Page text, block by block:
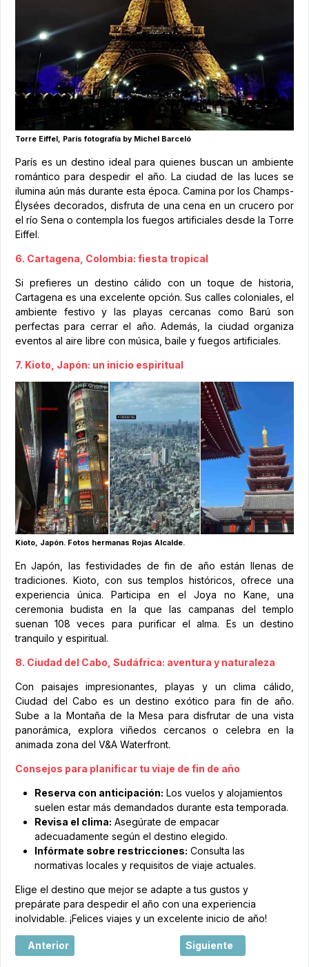
Torre Eiffel, París fotografía by Michel Barceló
París es un destino ideal para quienes buscan un ambiente
romántico para despedir el año. La ciudad de las luces se
ilumina aún más durante esta época. Camina por los Champs-
Élysées decorados, disfruta de una cena en un crucero por
el río Sena o contempla los fuegos artificiales desde la Torre
Eiffel.
6. Cartagena, Colombia: fiesta tropical
Si prefieres un destino cálido con un toque de historia,
Cartagena es una excelente opción. Sus calles coloniales, el
ambiente festivo y las playas cercanas como Barú son
perfectas para cerrar el año. Además, la ciudad organiza
eventos al aire libre con música, baile y fuegos artificiales.
7. Kioto, Japón: un inicio espiritual
Kioto, Japón. Fotos hermanas Rojas Alcalde.
En Japón, las festividades de fin de año están llenas de
tradiciones. Kioto, con sus templos históricos, ofrece una
experiencia única. Participa en el Joya no Kane, una
ceremonia budista en la que las campanas del templo
suenan 108 veces para purificar el alma. Es un destino
tranquilo y espiritual.
8. Ciudad del Cabo, Sudáfrica: aventura y naturaleza
Con paisajes impresionantes, playas y un clima cálido,
Ciudad del Cabo es un destino exótico para fin de año.
Sube a la Montaña de la Mesa para disfrutar de una vista
panorámica, explora viñedos cercanos o celebra en la
animada zona del V&A Waterfront.
Consejos para planificar tu viaje de fin de año
Reserva con anticipación: Los vuelos y alojamientos
suelen estar más demandados durante esta temporada.
Revisa el clima: Asegúrate de empacar
adecuadamente según el destino elegido.
Infórmate sobre restricciones: Consulta las
normativas locales y requisitos de viaje actuales.
Elige el destino que mejor se adapte a tus gustos y
prepárate para despedir el año con una experiencia
inolvidable. ¡Felices viajes y un excelente inicio de año!
Artículo anterior: ¿A dónde viajaremos en 2025?
Anterior Artículo siguiente: Los
Siguiente